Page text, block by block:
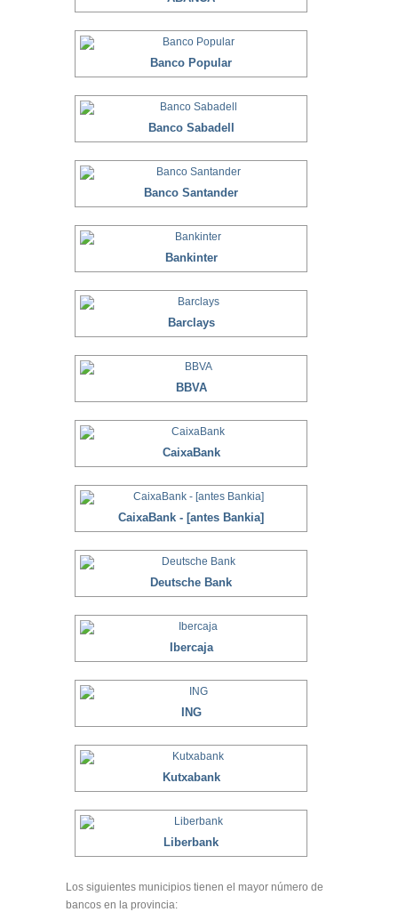
Banco Popular
Banco Sabadell
Banco Santander
Bankinter
Barclays
BBVA
CaixaBank
CaixaBank - [antes Bankia]
Deutsche Bank
Ibercaja
ING
Kutxabank
Liberbank
Los siguientes municipios tienen el mayor número de
bancos en la provincia: